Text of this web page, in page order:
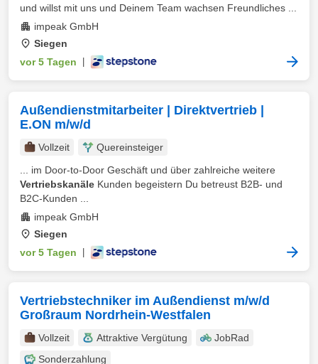
und willst mit uns und Deinem Team wachsen Freundliches ...
impeak GmbH
Siegen
vor 5 Tagen
Außendienstmitarbeiter | Direktvertrieb |
E.ON m/w/d
Vollzeit
Quereinsteiger
... im Door-to-Door Geschäft und über zahlreiche weitere
Vertriebskanäle Kunden begeistern Du betreust B2B- und
B2C-Kunden ...
impeak GmbH
Siegen
vor 5 Tagen
Vertriebstechniker im Außendienst m/w/d
Großraum Nordrhein-Westfalen
Vollzeit Attraktive Vergütung
JobRad
Sonderzahlung